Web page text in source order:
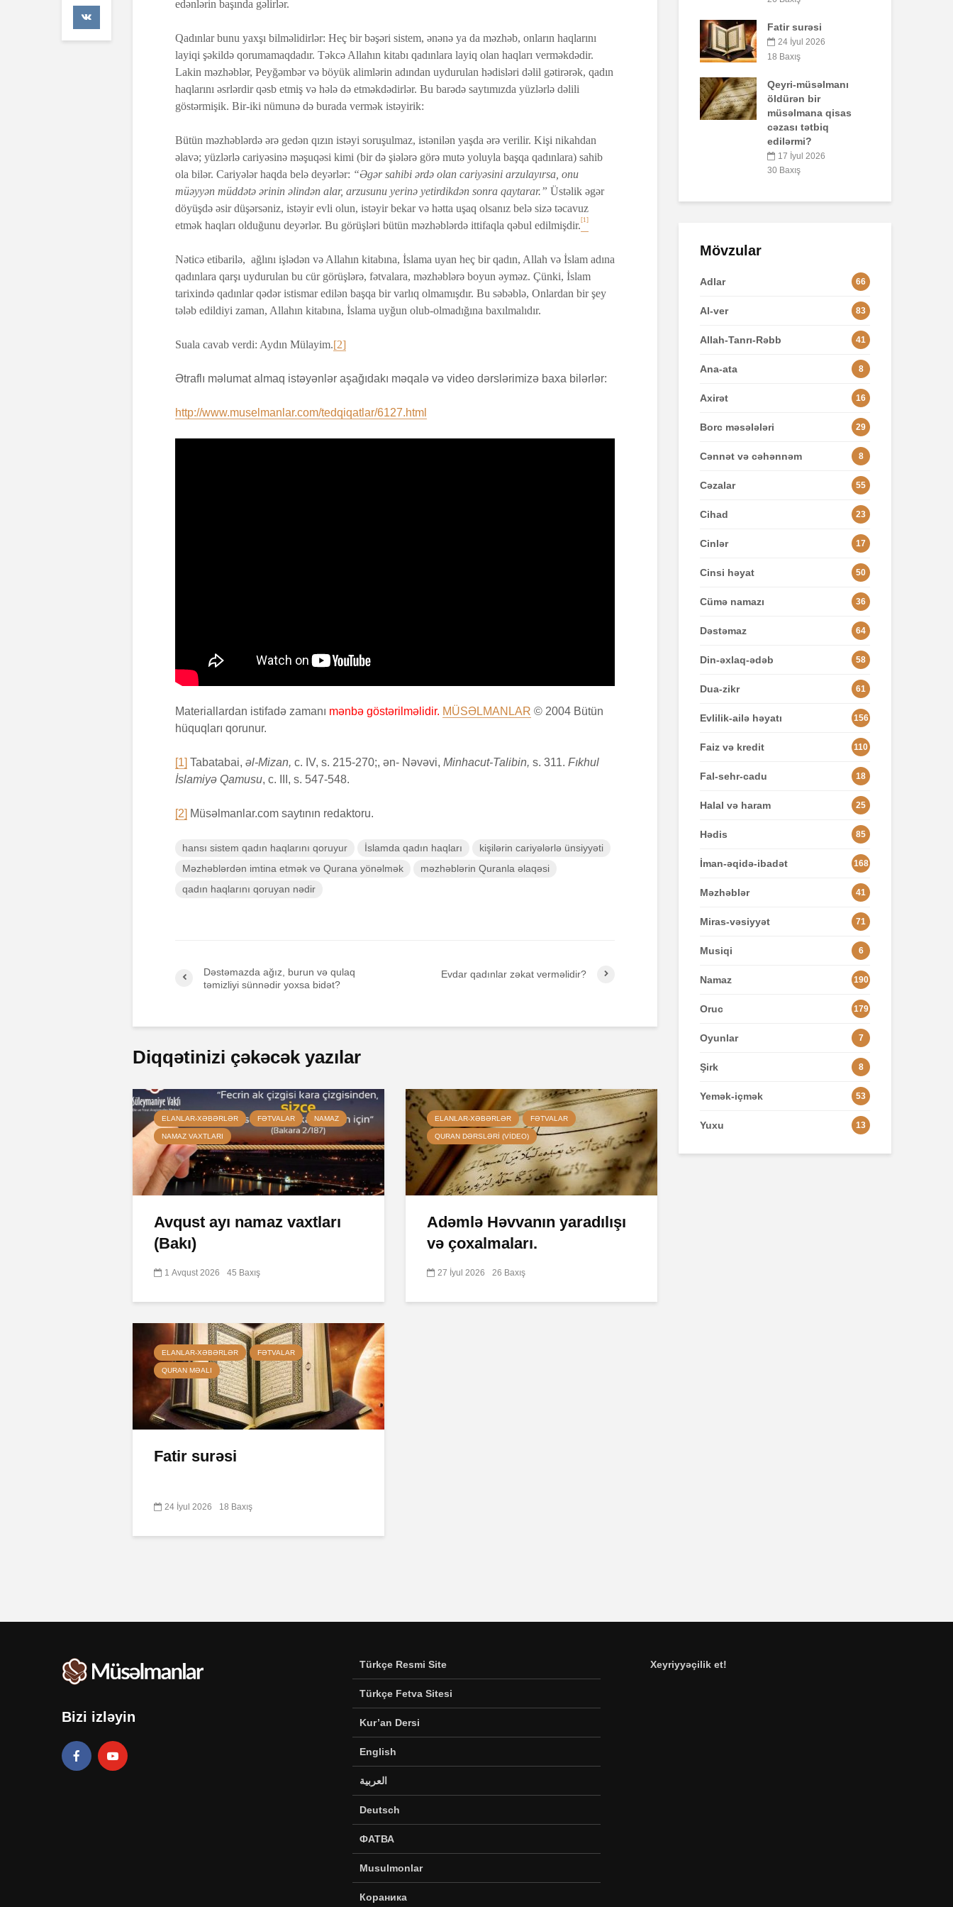
edənlərin başında gəlirlər.
Qadınlar bunu yaxşı bilməlidirlər: Heç bir bəşəri sistem, ənənə ya da məzhəb, onların haqlarını
layiqi şəkildə qorumamaqdadır. Təkcə Allahın kitabı qadınlara layiq olan haqları verməkdədir.
Lakin məzhəblər, Peyğəmbər və böyük alimlərin adından uydurulan hədisləri dəlil gətirərək, qadın
haqlarını əsrlərdir qəsb etmiş və hələ də etməkdədirlər. Bu barədə saytımızda yüzlərlə dəlili
göstərmişik. Bir-iki nümunə də burada vermək istəyirik:
Bütün məzhəblərdə ərə gedən qızın istəyi soruşulmaz, istənilən yaşda ərə verilir. Kişi nikahdan
əlavə; yüzlərlə cariyəsinə məşuqəsi kimi (bir də şiələrə görə mutə yoluyla başqa qadınlara) sahib
ola bilər. Cariyələr haqda belə deyərlər: “Əgər sahibi ərdə olan cariyəsini arzulayırsa, onu
müəyyən müddətə ərinin əlindən alar, arzusunu yerinə yetirdikdən sonra qaytarar.” Üstəlik əgər
döyüşdə əsir düşərsəniz, istəyir evli olun, istəyir bekar və hətta uşaq olsanız belə sizə təcavuz
etmək haqları olduğunu deyərlər. Bu görüşləri bütün məzhəblərdə ittifaqla qəbul edilmişdir. [1]
Nəticə etibarilə, ağlını işlədən və Allahın kitabına, İslama uyan heç bir qadın, Allah və İslam adına
qadınlara qarşı uydurulan bu cür görüşlərə, fətvalara, məzhəblərə boyun əyməz. Çünki, İslam
tarixində qadınlar qədər istismar edilən başqa bir varlıq olmamışdır. Bu səbəblə, Onlardan bir şey
tələb edildiyi zaman, Allahın kitabına, İslama uyğun olub-olmadığına baxılmalıdır.
Suala cavab verdi: Aydın Mülayim.[2]
Ətraflı məlumat almaq istəyənlər aşağıdakı məqalə və video dərslərimizə baxa bilərlər:
http://www.muselmanlar.com/tedqiqatlar/6127.html
Materiallardan istifadə zamanı mənbə göstərilməlidir. MÜSƏLMANLAR © 2004 Bütün
hüquqları qorunur.
[1] Tabatabai, əl-Mizan, c. IV, s. 215-270;, ən- Nəvəvi, Minhacut-Talibin, s. 311. Fıkhul
İslamiyə Qamusu, c. III, s. 547-548.
[2] Müsəlmanlar.com saytının redaktoru.
hansı sistem qadın haqlarını qoruyur İslamda qadın haqları
kişilərin cariyələrlə ünsiyyəti
Məzhəblərdən imtina etmək və Qurana yönəlmək
məzhəblərin Quranla əlaqəsi
qadın haqlarını qoruyan nədir
Dəstəmazda ağız, burun və qulaq
təmizliyi sünnədir yoxsa bidət?
Evdar qadınlar zəkat verməlidir?
Diqqətinizi çəkəcək yazılar
ELANLAR-XƏBƏRLƏR FƏTVALAR NAMAZ
NAMAZ VAXTLARI
Avqust ayı namaz vaxtları
(Bakı)
1 Avqust 2026 45 Baxış
ELANLAR-XƏBƏRLƏR FƏTVALAR
QURAN DƏRSLƏRI (VIDEO)
Adəmlə Həvvanın yaradılışı
və çoxalmaları.
27 İyul 2026 26 Baxış
ELANLAR-XƏBƏRLƏR FƏTVALAR
QURAN MƏALI
Fatir surəsi
24 İyul 2026 18 Baxış
Əhzab surəsi
26 İyun 2026
67 Baxış
qoyub qazancından
pay almaq faiz
olmazmı?
5 İyun 2026
22 May 2026
84 Baxış
Əhzab surəsi
26 İyun 2026
Mövzular
Adlar 66
Al-ver 83
Allah-Tanrı-Rəbb 41
Ana-ata 8
Axirət 16
Borc məsələləri 29
Cənnət və cəhənnəm 8
Cəzalar 55
Cihad 23
Cinlər 17
Cinsi həyat 50
Cümə namazı 36
Dəstəmaz 64
Din-əxlaq-ədəb 58
Dua-zikr 61
Evlilik-ailə həyatı 156
Faiz və kredit 110
Fal-sehr-cadu 18
Halal və haram 25
Hədis 85
İman-əqidə-ibadət 168
Məzhəblər 41
Miras-vəsiyyət 71
Musiqi 6
Namaz 190
Oruc 179
Oyunlar 7
Şirk 8
Yemək-içmək 53
Yuxu 13
Bizi izləyin
Türkçe Resmi Site
Türkçe Fetva Sitesi
Kur’an Dersi
English
العربية
Deutsch
ФАТВА
Musulmonlar
Кораника
Xeyriyyəçilik et!